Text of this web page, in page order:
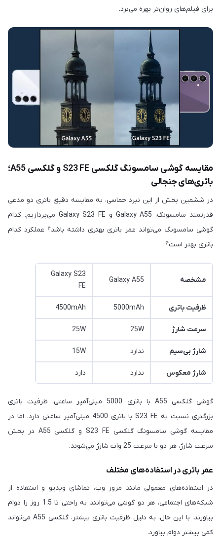
برای فیلم‌های روان‌تر بهره می‌برد.
مقایسه گوشی سامسونگ گلکسی S23 FE و گلکسی A55؛
باتری‌های جنجالی
در ششمین بخش از این نبرد حماسی، به مقایسه دقیق باتری دو مدعی
قدرتمند سامسونگ، Galaxy A55 و Galaxy S23 FE می‌پردازیم. کدام
گوشی سامسونگ می‌تواند عمر باتری بهتری داشته باشد؟ عملکرد کدام
باتری بهتر است؟
مشخصه Galaxy A55
Galaxy S23
FE
ظرفیت باتری 5000mAh
4500mAh
سرعت شارژ 25W
25W
شارژ بی‌سیم ندارد 15W
شارژ معکوس ندارد دارد
گوشی گلکسی A55 با باتری 5000 میلی‌آمپر ساعتی، ظرفیت باتری
بزرگتری نسبت به S23 FE با باتری 4500 میلی‌آمپر ساعتی دارد. اما در
مقایسه گوشی سامسونگ گلکسی S23 FE و گلکسی A55 در بخش
سرعت شارژ، هر دو با سرعت 25 وات شارژ می‌شوند.
عمر باتری در استفاده‌های مختلف
در استفاده‌های معمولی مانند مرور وب، تماشای ویدیو و استفاده از
شبکه‌های اجتماعی، هر دو گوشی می‌توانند به راحتی تا 1.5 روز را دوام
بیاورند. با این حال، به دلیل ظرفیت باتری بیشتر، گلکسی A55 می‌تواند
کمی بیشتر دوام بیاورد.